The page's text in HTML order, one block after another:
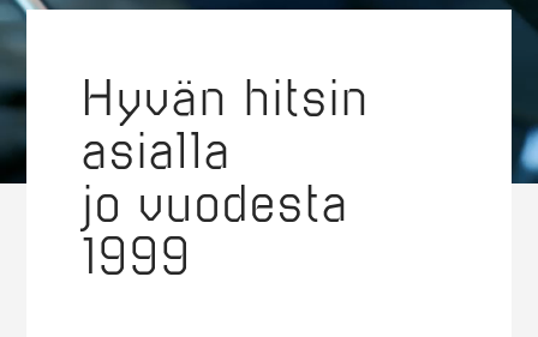
Hyvän hitsin
asialla
jo vuodesta
1999